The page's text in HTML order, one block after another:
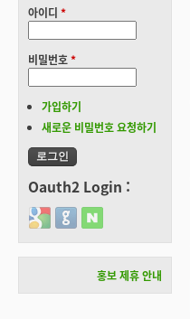
아이디 *
비밀번호*
가입하기
새로운 비밀번호 요청하기
Oauth2 Login :
Login with Google
Login with GitHub
Login with Naver
홍보 제휴 안내